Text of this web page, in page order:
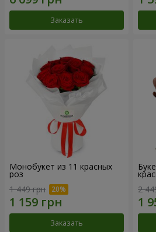
Заказать
Монобукет из 11 красных
роз
1 449 грн
Заказать
2